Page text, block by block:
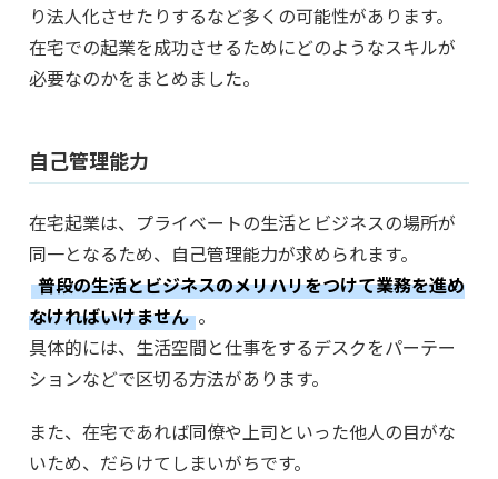
り法人化させたりするなど多くの可能性があります。
在宅での起業を成功させるためにどのようなスキルが
必要なのかをまとめました。
自己管理能力
在宅起業は、プライベートの生活とビジネスの場所が
同一となるため、自己管理能力が求められます。
普段の生活とビジネスのメリハリをつけて業務を進め
なければいけません 。
具体的には、生活空間と仕事をするデスクをパーテー
ションなどで区切る方法があります。
また、在宅であれば同僚や上司といった他人の目がな
いため、だらけてしまいがちです。